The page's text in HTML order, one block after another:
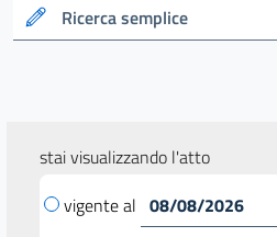
Ricerca semplice
stai visualizzando l'atto
vigente al